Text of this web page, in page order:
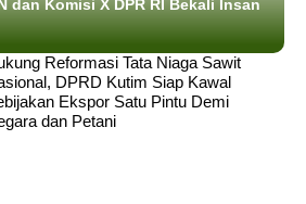
dan Komisi X DPR RI Bekali Insan
Reformasi Tata Niaga Sawit
DPRD Kutim Siap Kawal
Ekspor Satu Pintu Demi
dan Petani